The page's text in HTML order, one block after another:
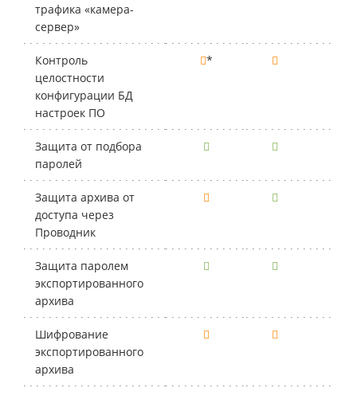
трафика «камера-
сервер»
Контроль
целостности
конфигурации БД
настроек ПО
*
Защита от подбора
паролей
Защита архива от
доступа через
Проводник
Защита паролем
экспортированного
архива
Шифрование
экспортированного
архива